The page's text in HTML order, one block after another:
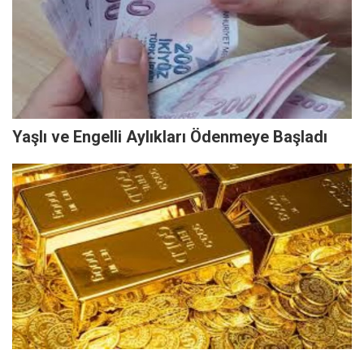
Yaşlı ve Engelli Aylıkları Ödenmeye Başladı